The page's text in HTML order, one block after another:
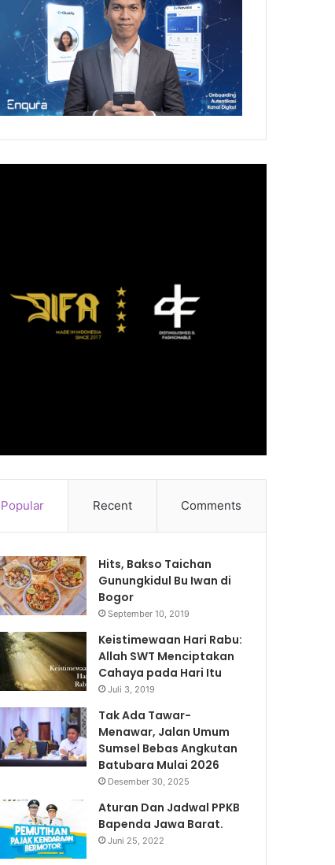
Popular Recent Comments
Hits, Bakso Taichan
Gunungkidul Bu Iwan di
Bogor
September 10, 2019
Keistimewaan Hari Rabu:
Allah SWT Menciptakan
Cahaya pada Hari Itu
Juli 3, 2019
Tak Ada Tawar-
Menawar, Jalan Umum
Sumsel Bebas Angkutan
Batubara Mulai 2026
Desember 30, 2025
Aturan Dan Jadwal PPKB
Bapenda Jawa Barat.
Juni 25, 2022